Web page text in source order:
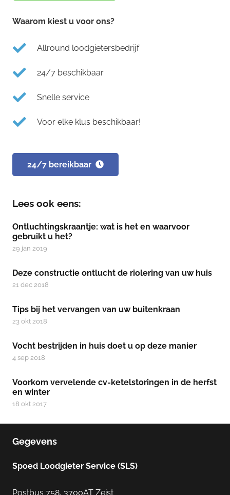
Waarom kiest u voor ons?
Allround loodgietersbedrijf
24/7 beschikbaar
Snelle service
Voor elke klus beschikbaar!
24/7 bereikbaar
Lees ook eens:
Ontluchtingskraantje: wat is het en waarvoor
gebruikt u het?
29 jan 2019
Deze constructie ontlucht de riolering van uw huis
21 dec 2018
Tips bij het vervangen van uw buitenkraan
23 okt 2018
Vocht bestrijden in huis doet u op deze manier
4 sep 2018
Voorkom vervelende cv-ketelstoringen in de herfst
en winter
18 okt 2017
Gegevens
Spoed Loodgieter Service (SLS)
Postbus 758, 3700AT Zeist